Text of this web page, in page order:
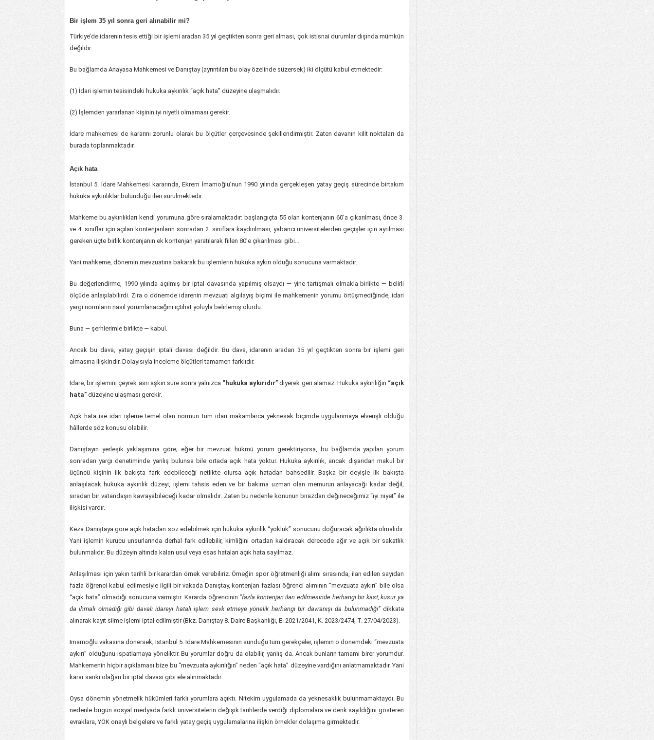
Bir işlem 35 yıl sonra geri alınabilir mi?
Türkiye’de idarenin tesis ettiği bir işlemi aradan 35 yıl geçtikten sonra geri alması, çok istisnai durumlar dışında mümkün
değildir.
Bu bağlamda Anayasa Mahkemesi ve Danıştay (ayrıntıları bu olay özelinde süzersek) iki ölçütü kabul etmektedir:
(1) İdari işlemin tesisindeki hukuka aykırılık “açık hata” düzeyine ulaşmalıdır.
(2) İşlemden yararlanan kişinin iyi niyetli olmaması gerekir.
İdare mahkemesi de kararını zorunlu olarak bu ölçütler çerçevesinde şekillendirmiştir. Zaten davanın kilit noktaları da
burada toplanmaktadır.
Açık hata
İstanbul 5. İdare Mahkemesi kararında, Ekrem İmamoğlu’nun 1990 yılında gerçekleşen yatay geçiş sürecinde birtakım
hukuka aykırılıklar bulunduğu ileri sürülmektedir.
Mahkeme bu aykırılıkları kendi yorumuna göre sıralamaktadır: başlangıçta 55 olan kontenjanın 60’a çıkarılması, önce 3.
ve 4. sınıflar için açılan kontenjanların sonradan 2. sınıflara kaydırılması, yabancı üniversitelerden geçişler için ayrılması
gereken üçte birlik kontenjanın ek kontenjan yaratılarak fiilen 80’e çıkarılması gibi…
Yani mahkeme, dönemin mevzuatına bakarak bu işlemlerin hukuka aykırı olduğu sonucuna varmaktadır.
Bu değerlendirme, 1990 yılında açılmış bir iptal davasında yapılmış olsaydı — yine tartışmalı olmakla birlikte — belirli
ölçüde anlaşılabilirdi. Zira o dönemde idarenin mevzuatı algılayış biçimi ile mahkemenin yorumu örtüşmediğinde, idari
yargı normların nasıl yorumlanacağını içtihat yoluyla belirlemiş olurdu.
Buna — şerhlerimle birlikte — kabul.
Ancak bu dava, yatay geçişin iptali davası değildir. Bu dava, idarenin aradan 35 yıl geçtikten sonra bir işlemi geri
almasına ilişkindir. Dolayısıyla inceleme ölçütleri tamamen farklıdır.
İdare, bir işlemini çeyrek asrı aşkın süre sonra yalnızca “hukuka aykırıdır”diyerek geri alamaz. Hukuka aykırılığın “açık
hata” düzeyine ulaşması gerekir.
Açık hata ise idari işleme temel olan normun tüm idari makamlarca yeknesak biçimde uygulanmaya elverişli olduğu
hâllerde söz konusu olabilir.
Danıştayın yerleşik yaklaşımına göre; eğer bir mevzuat hükmü yorum gerektiriyorsa, bu bağlamda yapılan yorum
sonradan yargı denetiminde yanlış bulunsa bile ortada açık hata yoktur. Hukuka aykırılık, ancak dışarıdan makul bir
üçüncü kişinin ilk bakışta fark edebileceği netlikte olursa açık hatadan bahsedilir. Başka bir deyişle ilk bakışta
anlaşılacak hukuka aykırılık düzeyi, işlemi tahsis eden ve bir bakıma uzman olan memurun anlayacağı kadar değil,
sıradan bir vatandaşın kavrayabileceği kadar olmalıdır. Zaten bu nedenle konunun birazdan değineceğimiz “iyi niyet” ile
ilişkisi vardır.
Keza Danıştaya göre açık hatadan söz edebilmek için hukuka aykırılık “yokluk” sonucunu doğuracak ağırlıkta olmalıdır.
Yani işlemin kurucu unsurlarında derhal fark edilebilir, kimliğini ortadan kaldıracak derecede ağır ve açık bir sakatlık
bulunmalıdır. Bu düzeyin altında kalan usul veya esas hataları açık hata sayılmaz.
Anlaşılması için yakın tarihli bir karardan örnek verebiliriz. Örneğin spor öğretmenliği alımı sırasında, ilan edilen sayıdan
fazla öğrenci kabul edilmesiyle ilgili bir vakada Danıştay, kontenjan fazlası öğrenci alımının “mevzuata aykırı” bile olsa
“açık hata” olmadığı sonucuna varmıştır. Kararda öğrencinin “fazla kontenjan ilan edilmesinde herhangi bir kast, kusur ya
da ihmali olmadığı gibi davalı idareyi hatalı işlem sevk etmeye yönelik herhangi bir davranışı da bulunmadığı” dikkate
alınarak kayıt silme işlemi iptal edilmiştir (Bkz. Danıştay 8. Daire Başkanlığı, E. 2021/2041, K. 2023/2474, T. 27/04/2023).
İmamoğlu vakasına dönersek; İstanbul 5. İdare Mahkemesinin sunduğu tüm gerekçeler, işlemin o dönemdeki “mevzuata
aykırı” olduğunu ispatlamaya yöneliktir. Bu yorumlar doğru da olabilir, yanlış da. Ancak bunların tamamı birer yorumdur.
Mahkemenin hiçbir açıklaması bize bu “mevzuata aykırılığın” neden “açık hata” düzeyine vardığını anlatmamaktadır. Yani
karar sanki olağan bir iptal davası gibi ele alınmaktadır.
Oysa dönemin yönetmelik hükümleri farklı yorumlara açıktı. Nitekim uygulamada da yeknesaklık bulunmamaktaydı. Bu
nedenle bugün sosyal medyada farklı üniversitelerin değişik tarihlerde verdiği diplomalara ve denk sayıldığını gösteren
evraklara, YÖK onaylı belgelere ve farklı yatay geçiş uygulamalarına ilişkin örnekler dolaşıma girmektedir.